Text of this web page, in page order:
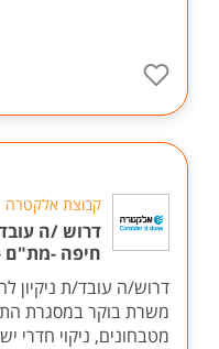
קבוצת אלקטרה
דרוש /ה עובד
חיפה -מת"ם -
דרוש/ה עובד/ת ניקיון
משרת בוקר במסגרת
מטבחונים, ניקוי חדרי